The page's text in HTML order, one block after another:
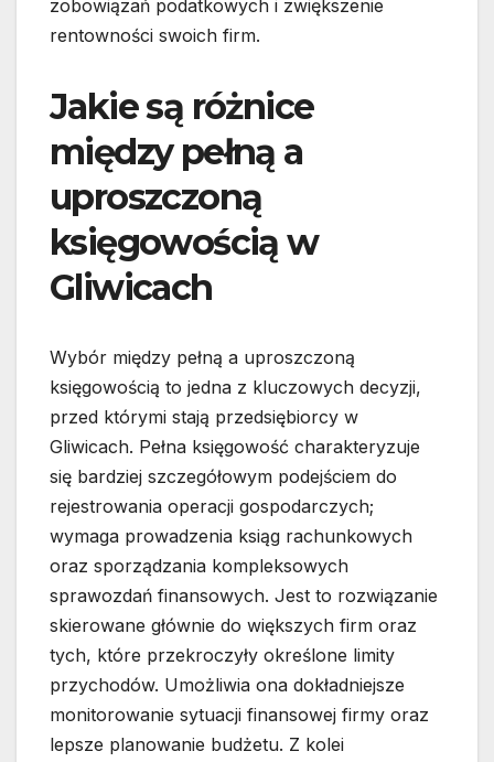
zobowiązań podatkowych i zwiększenie
rentowności swoich firm.
Jakie są różnice
między pełną a
uproszczoną
księgowością w
Gliwicach
Wybór między pełną a uproszczoną
księgowością to jedna z kluczowych decyzji,
przed którymi stają przedsiębiorcy w
Gliwicach. Pełna księgowość charakteryzuje
się bardziej szczegółowym podejściem do
rejestrowania operacji gospodarczych;
wymaga prowadzenia ksiąg rachunkowych
oraz sporządzania kompleksowych
sprawozdań finansowych. Jest to rozwiązanie
skierowane głównie do większych firm oraz
tych, które przekroczyły określone limity
przychodów. Umożliwia ona dokładniejsze
monitorowanie sytuacji finansowej firmy oraz
lepsze planowanie budżetu. Z kolei